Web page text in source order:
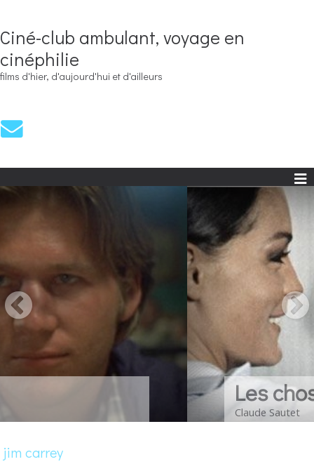
Ciné-club ambulant, voyage en
cinéphilie
films d'hier, d'aujourd'hui et d'ailleurs
Les choses de la vie
jim carrey